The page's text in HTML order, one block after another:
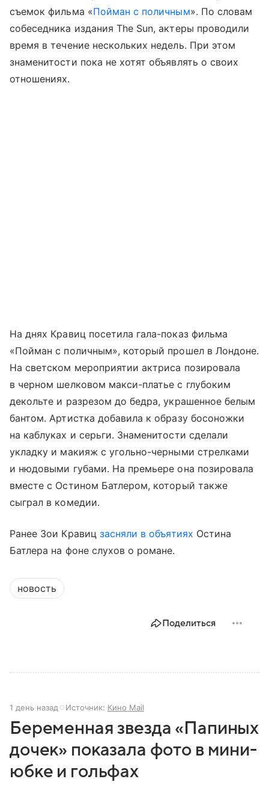
съемок фильма «Пойман с поличным». По словам
собеседника издания The Sun, актеры проводили
время в течение нескольких недель. При этом
знаменитости пока не хотят объявлять о своих
отношениях.
На днях Кравиц посетила гала-показ фильма
«Пойман с поличным», который прошел в Лондоне.
На светском мероприятии актриса позировала
в черном шелковом макси-платье с глубоким
декольте и разрезом до бедра, украшенное белым
бантом. Артистка добавила к образу босоножки
на каблуках и серьги. Знаменитости сделали
укладку и макияж с угольно-черными стрелками
и нюдовыми губами. На премьере она позировала
вместе с Остином Батлером, который также
сыграл в комедии.
Ранее Зои Кравиц засняли в объятиях Остина
Батлера на фоне слухов о романе.
новость
Поделиться
1 день назад Источник: Кино Mail
Беременная звезда «Папиных
дочек» показала фото в мини-
юбке и гольфах